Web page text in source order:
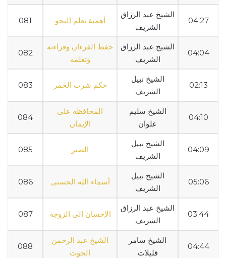
081 أهمية تعلم النحو
الشيخ عبد الرزاق
الشريف
04:27
082
حفط القرءان وقراءته
وتعلمه
الشيخ عبد الرزاق
الشريف
04:04
083 حكم شرب الخمر
الشيخ نبيل
الشريف
02:13
084
المحافظة على
الإيمان
الشيخ سليم
علوان
04:10
085 الصبر
الشيخ نبيل
الشريف
04:09
086 أسماء الله الحسنى
الشيخ نبيل
الشريف
05:06
087 الإحسان الى الزوجة
الشيخ عبد الرزاق
الشريف
03:44
088
الشيخ عبد الرحمن
الحوت
الشيخ سامر
قليلات
04:44